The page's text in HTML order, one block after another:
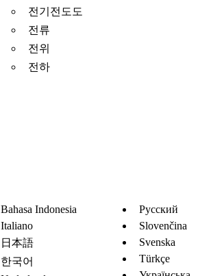
전기전도도
전류
전위
전하
Bahasa Indonesia
Italiano
日本語
한국어
Русский
Slovenčina
Svenska
Türkçe